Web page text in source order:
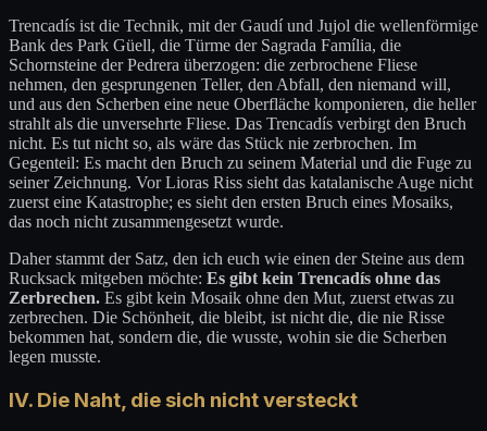
Trencadís ist die Technik, mit der Gaudí und Jujol die wellenförmige
Bank des Park Güell, die Türme der Sagrada Família, die
Schornsteine der Pedrera überzogen: die zerbrochene Fliese
nehmen, den gesprungenen Teller, den Abfall, den niemand will,
und aus den Scherben eine neue Oberfläche komponieren, die heller
strahlt als die unversehrte Fliese. Das Trencadís verbirgt den Bruch
nicht. Es tut nicht so, als wäre das Stück nie zerbrochen. Im
Gegenteil: Es macht den Bruch zu seinem Material und die Fuge zu
seiner Zeichnung. Vor Lioras Riss sieht das katalanische Auge nicht
zuerst eine Katastrophe; es sieht den ersten Bruch eines Mosaiks,
das noch nicht zusammengesetzt wurde.
Daher stammt der Satz, den ich euch wie einen der Steine aus dem
Rucksack mitgeben möchte: Es gibt kein Trencadís ohne das
Zerbrechen. Es gibt kein Mosaik ohne den Mut, zuerst etwas zu
zerbrechen. Die Schönheit, die bleibt, ist nicht die, die nie Risse
bekommen hat, sondern die, die wusste, wohin sie die Scherben
legen musste.
IV. Die Naht, die sich nicht versteckt